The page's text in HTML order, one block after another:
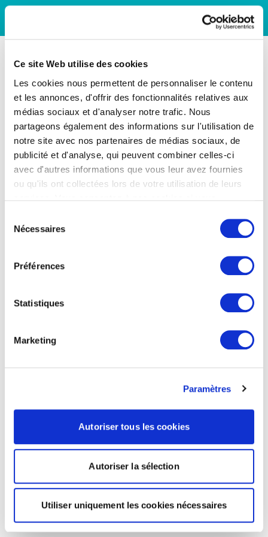
Ce site Web utilise des cookies
Les cookies nous permettent de personnaliser le contenu
et les annonces, d'offrir des fonctionnalités relatives aux
médias sociaux et d'analyser notre trafic. Nous
partageons également des informations sur l'utilisation de
notre site avec nos partenaires de médias sociaux, de
publicité et d'analyse, qui peuvent combiner celles-ci
avec d'autres informations que vous leur avez fournies
ou qu'ils ont collectées lors de votre utilisation de leurs
Nécessaires
Préférences
Statistiques
Marketing
Paramètres
Autoriser tous les cookies
Autoriser la sélection
Utiliser uniquement les cookies nécessaires